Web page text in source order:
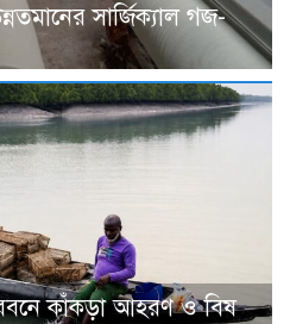
সার্জিক্যাল গজ-
কাঁকড়া আহরণ ও বিষ